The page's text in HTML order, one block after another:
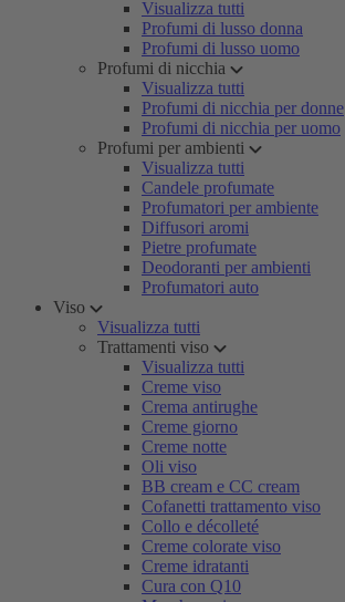
Visualizza tutti
Profumi di lusso donna
Profumi di lusso uomo
Profumi di nicchia
Visualizza tutti
Profumi di nicchia per donne
Profumi di nicchia per uomo
Profumi per ambienti
Visualizza tutti
Candele profumate
Profumatori per ambiente
Diffusori aromi
Pietre profumate
Deodoranti per ambienti
Profumatori auto
Viso
Visualizza tutti
Trattamenti viso
Visualizza tutti
Creme viso
Crema antirughe
Creme giorno
Creme notte
Oli viso
BB cream e CC cream
Cofanetti trattamento viso
Collo e décolleté
Creme colorate viso
Creme idratanti
Cura con Q10